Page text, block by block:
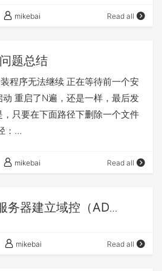
mikebai Read all
题总结
程序无法继续 正在等待前一个安
重启了N遍，还是一样，最后发
只要在下面路径下删除一个文件
：
mikebai Read all
务器建立域控（AD
mikebai Read all